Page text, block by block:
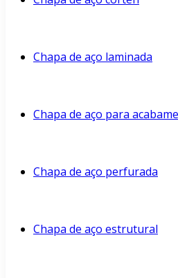
Chapa de aço laminada
Chapa de aço para
Chapa de aço perfurada
Chapa de aço estrutural